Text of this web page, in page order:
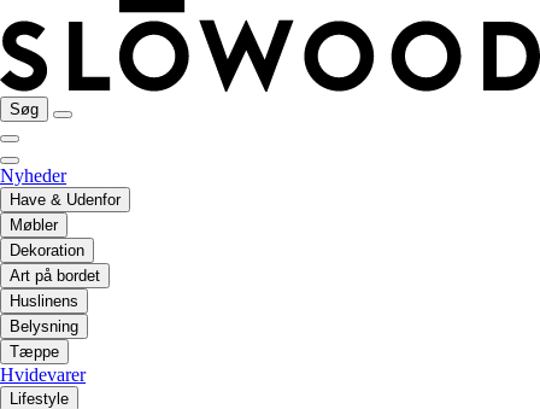
Søg
Nyheder
Have & Udenfor
Møbler
Dekoration
Art på bordet
Huslinens
Belysning
Tæppe
Hvidevarer
Lifestyle